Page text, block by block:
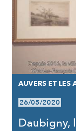
AUVERS ET LES
26/05/2020
Daubigny,